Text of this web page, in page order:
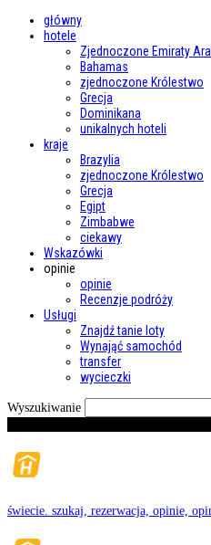
główny
hotele
Zjednoczone Emiraty
Bahamas
zjednoczone Królestwo
Grecja
Dominikana
unikalnych hoteli
kraje
Brazylia
zjednoczone Królestwo
Grecja
Egipt
Zimbabwe
ciekawy
Wskazówki
opinie
opinie
Recenzje podróży
Usługi
Znajdź tanie loty
Wynająć samochód
transfer
wycieczki
Wyszukiwanie
świecie. szukaj, rezerwacja, opinie,